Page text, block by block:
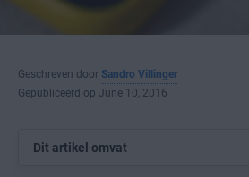
Geschreven door Sandro Villinger
Gepubliceerd op June 10, 2016
Dit artikel omvat